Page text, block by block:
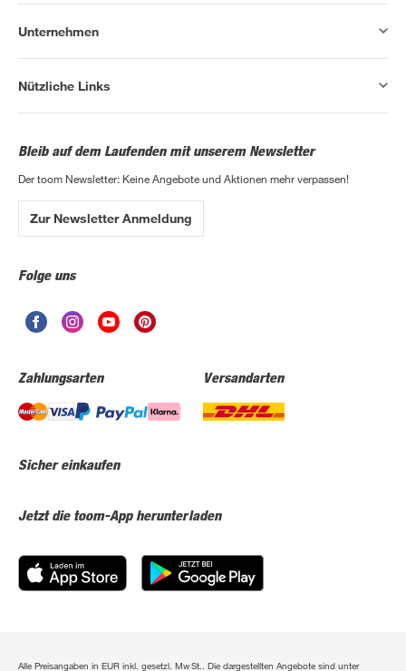
Unternehmen
Nützliche Links
Bleib auf dem Laufenden mit unserem Newsletter
Der toom Newsletter: Keine Angebote und Aktionen mehr verpassen!
Zur Newsletter Anmeldung
Folge uns
Zahlungsarten Versandarten
Sicher einkaufen
Jetzt die toom-App herunterladen
Alle Preisangaben in EUR inkl. gesetzl. MwSt.. Die dargestellten Angebote sind unter